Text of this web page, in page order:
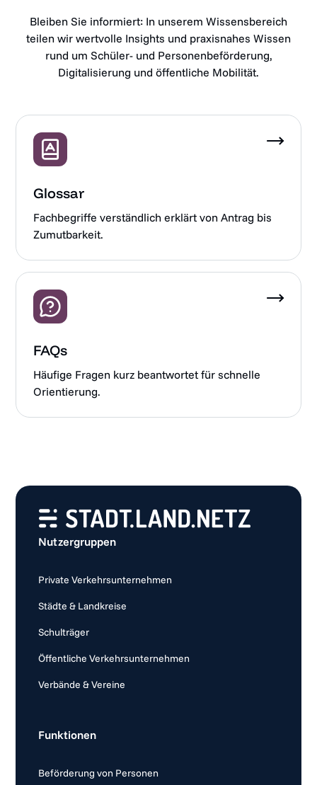
Bleiben Sie informiert: In unserem Wissensbereich
teilen wir wertvolle Insights und praxisnahes Wissen
rund um Schüler- und Personenbeförderung,
Digitalisierung und öffentliche Mobilität.
Glossar
Fachbegriffe verständlich erklärt von Antrag bis
Zumutbarkeit.
FAQs
Häufige Fragen kurz beantwortet für schnelle
Orientierung.
Nutzergruppen
Private Verkehrsunternehmen
Städte & Landkreise
Schulträger
Öffentliche Verkehrsunternehmen
Verbände & Vereine
Funktionen
Beförderung von Personen